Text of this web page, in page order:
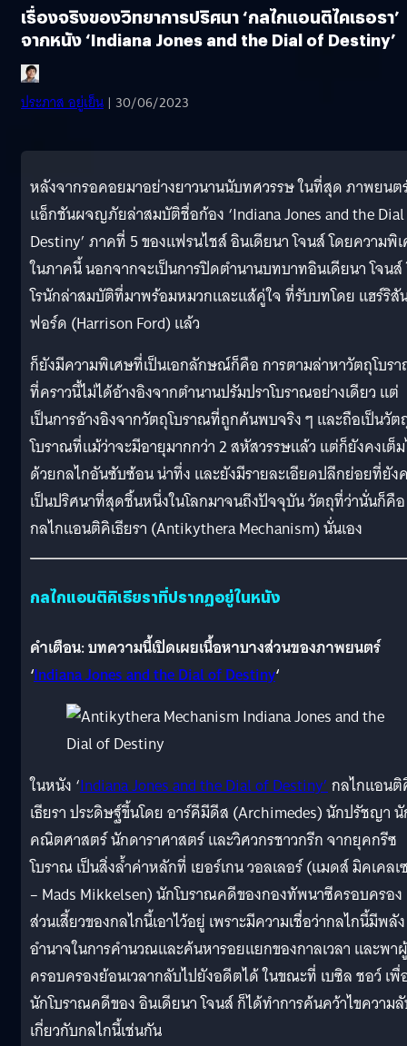
เรื่องจริงของวิทยาการปริศนา ‘กลไกแอนติไคเธอรา’
จากหนัง ‘Indiana Jones and the Dial of Destiny’
ประภาส อยู่เย็น | 30/06/2023
หลังจากรอคอยมาอย่างยาวนานนับทศวรรษ ในที่สุด ภาพยนต
แอ็กชันผจญภัยล่าสมบัติชื่อก้อง ‘Indiana Jones and the
Destiny’ ภาคที่ 5 ของแฟรนไชส์ อินเดียนา โจนส์ โดยความพิ
ในภาคนี้ นอกจากจะเป็นการปิดตำนานบทบาทอินเดียนา โจนส์
โรนักล่าสมบัติที่มาพร้อมหมวกและแส้คู่ใจ ที่รับบทโดย แฮร์ริสั
ฟอร์ด (Harrison Ford) แล้ว
ก็ยังมีความพิเศษที่เป็นเอกลักษณ์ก็คือ การตามล่าหาวัตถุโบร
ที่คราวนี้ไม่ได้อ้างอิงจากตำนานปรัมปราโบราณอย่างเดียว แต่
เป็นการอ้างอิงจากวัตถุโบราณที่ถูกค้นพบจริง ๆ และถือเป็นวัต
โบราณที่แม้ว่าจะมีอายุมากกว่า 2 สหัสวรรษแล้ว แต่ก็ยังคงเต็
ด้วยกลไกอันซับซ้อน น่าทึ่ง และยังมีรายละเอียดปลีกย่อยที่ยัง
เป็นปริศนาที่สุดชิ้นหนึ่งในโลกมาจนถึงปัจจุบัน วัตถุที่ว่านั่นก็คือ
กลไกแอนติคิเธียรา (Antikythera Mechanism) นั่นเอง
กลไกแอนติคิเธียราที่ปรากฏอยู่ในหนัง
คำเตือน: บทความนี้เปิดเผยเนื้อหาบางส่วนของภาพยนตร์
‘Indiana Jones and the Dial of Destiny‘
ในหนัง ‘Indiana Jones and the Dial of Destiny’กลไกแอน
เธียรา ประดิษฐ์ขึ้นโดย อาร์คีมีดีส (Archimedes) นักปรัชญา
คณิตศาสตร์ นักดาราศาสตร์ และวิศวกรชาวกรีก จากยุคกรีซ
โบราณ เป็นสิ่งล้ำค่าหลักที่ เยอร์เกน วอลเลอร์ (แมดส์ มิคเคลเ
– Mads Mikkelsen) นักโบราณคดีของกองทัพนาซีครอบครอง
ส่วนเสี้ยวของกลไกนี้เอาไว้อยู่ เพราะมีความเชื่อว่ากลไกนี้มีพลัง
อำนาจในการคำนวณและค้นหารอยแยกของกาลเวลา และพาผู้
ครอบครองย้อนเวลากลับไปยังอดีตได้ ในขณะที่ เบซิล ชอว์ เพื่
นักโบราณคดีของ อินเดียนา โจนส์ ก็ได้ทำการค้นคว้าไขความ
เกี่ยวกับกลไกนี้เช่นกัน